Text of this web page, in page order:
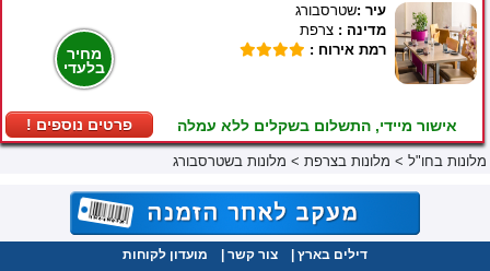
מחיר
בלעדי
! פרטים נוספים
עיר :שטרסבורג
מדינה : צרפת
רמת אירוח :
אישור מיידי, התשלום בשקלים ללא עמלה
מלונות בחו"ל > מלונות בצרפת > מלונות בשטרסבורג
דילים בארץ צור קשר מועדון לקוחות